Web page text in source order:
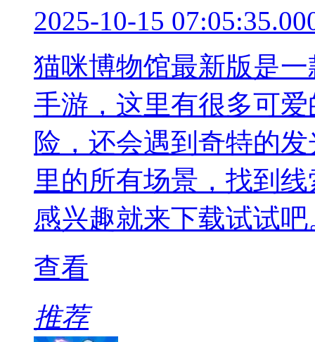
2025-10-15
猫咪博物馆最新版是
手游，这里有很多可
险，还会遇到奇特的
里的所有场景，找到
感兴趣就来下载试试吧
查看
推荐